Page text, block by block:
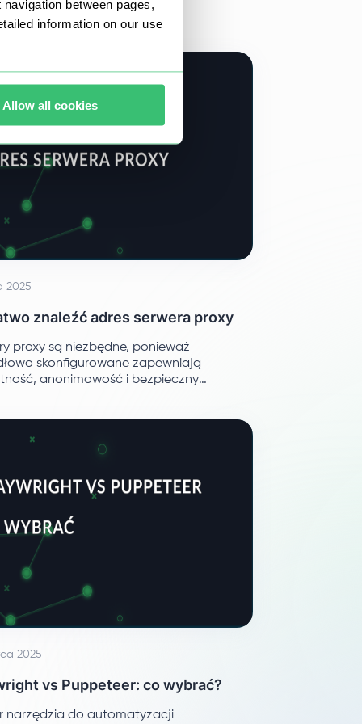
between pages,
information on our use
Allow all cookies
zidentyfikować idealne rozwiązanie.
2025
znaleźć adres serwera proxy
proxy są niezbędne, ponieważ
skonfigurowane zapewniają
anonimowość i bezpieczny
2025
vs Puppeteer: co wybrać?
narzędzia do automatyzacji